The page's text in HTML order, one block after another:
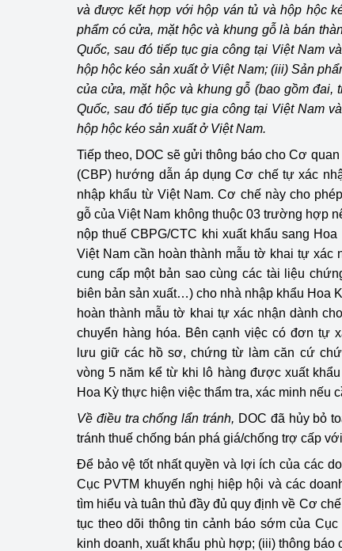
Phát triển bền
Tổ chức kiểm định
Văn hóa ngành
Tái cơ cấu ngành
Sử dụng năng
hiệu quả
Khoa học, công
tạo
Thông báo
Bảo vệ môi trường
Bảo vệ nền tảng
Doanh nghiệp -
Xúc tiến thương
Thị trường trong
Ngành Công
Đại hội XIV của
và được kết hợp với hộp ván tủ và hộp hộc
phẩm có cửa, mặt hộc và khung gỗ là bán
Quốc, sau đó tiếp tục gia công tại Việt Nam
hộp hộc kéo sản xuất ở Việt Nam; (iii) Sản
của cửa, mặt hộc và khung gỗ (bao gồm đai,
Quốc, sau đó tiếp tục gia công tại Việt Nam
hộp hộc kéo sản xuất ở Việt Nam.
Tiếp theo, DOC sẽ gửi thông báo cho Cơ
(CBP) hướng dẫn áp dụng Cơ chế tự xác
nhập khẩu từ Việt Nam. Cơ chế này cho
gỗ của Việt Nam không thuộc 03 trường hợp
nộp thuế CBPG/CTC khi xuất khẩu sang
Việt Nam cần hoàn thành mẫu tờ khai tự xác
cung cấp một bản sao cùng các tài liệu
biên bản sản xuất…) cho nhà nhập khẩu Hoa
hoàn thành mẫu tờ khai tự xác nhận dành
chuyển hàng hóa. Bên cạnh việc có đơn tự
lưu giữ các hồ sơ, chứng từ làm căn cứ
vòng 5 năm kể từ khi lô hàng được xuất
Hoa Kỳ thực hiện việc thẩm tra, xác minh nếu
Về điều tra chống lẩn tránh, DOC đã hủy bỏ
tránh thuế chống bán phá giá/chống trợ cấp
Để bảo vệ tốt nhất quyền và lợi ích của các
Cục PVTM khuyến nghị hiệp hội và các
tìm hiểu và tuân thủ đầy đủ quy định về Cơ
tục theo dõi thông tin cảnh báo sớm của
kinh doanh, xuất khẩu phù hợp; (iii) thông